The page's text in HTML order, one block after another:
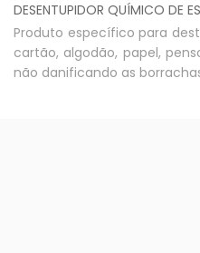
DESENTUPIDOR QUÍMICO DE
Produto específico para
cartão, algodão, papel,
não danificando as